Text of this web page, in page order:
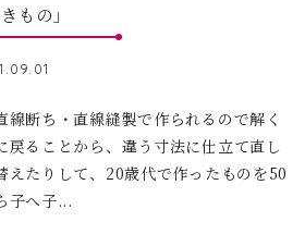
もの」
線断ち・直線縫製で作られるので解く
戻ることから、違う寸法に仕立て直し
えたりして、20歳代で作ったものを50
子へ子...